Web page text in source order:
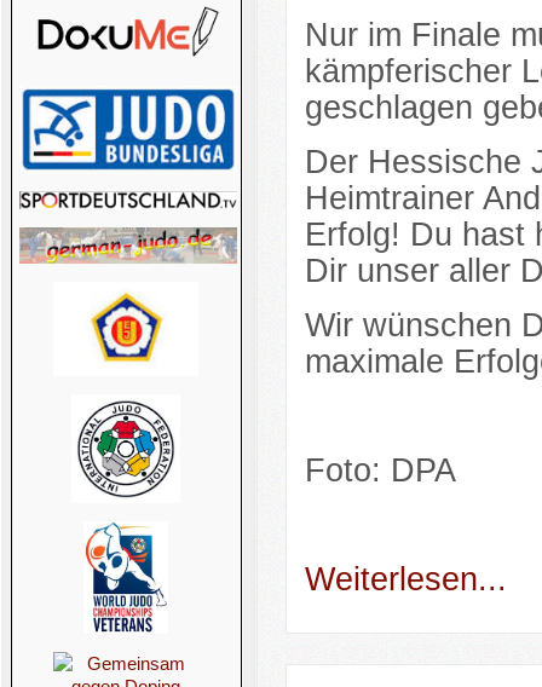
Nur im Finale
kämpferischer
geschlagen
Der Hessische
Heimtrainer
Erfolg! Du hast
Dir unser aller
Wir wünschen
maximale
Foto: DPA
Weiterlesen...